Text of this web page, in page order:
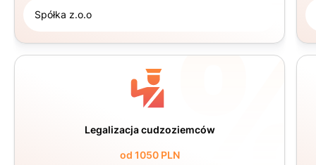
Spółka z.o.o
Legalizacja cudzoziemców
od 1050 PLN